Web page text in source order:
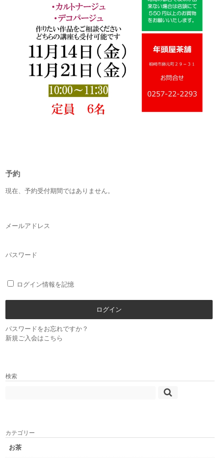
予約
現在、予約受付期間ではありません。
メールアドレス
パスワード
ログイン情報を記憶
パスワードをお忘れですか？
新規ご入会はこちら
検索
カテゴリー
お茶